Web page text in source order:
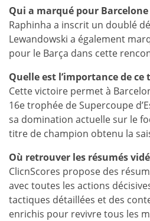
Qui a marqué pour
Raphinha a inscrit un doublé
Lewandowski a également
pour le Barça dans cette
Quelle est l’importance de
Cette victoire permet à
16e trophée de Supercoupe
sa domination actuelle sur le
titre de champion obtenu la
Où retrouver les résumés
ClicnScores propose des
avec toutes les actions
tactiques détaillées et des
enrichis pour revivre tous les